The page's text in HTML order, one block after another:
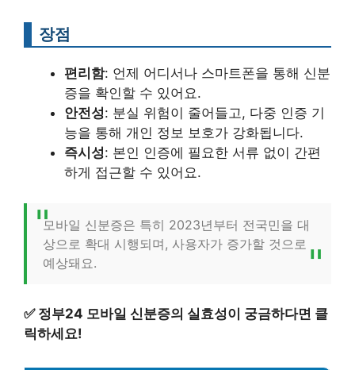
장점
편리함: 언제 어디서나 스마트폰을 통해 신분
증을 확인할 수 있어요.
안전성: 분실 위험이 줄어들고, 다중 인증 기
능을 통해 개인 정보 보호가 강화됩니다.
즉시성: 본인 인증에 필요한 서류 없이 간편
하게 접근할 수 있어요.
모바일 신분증은 특히 2023년부터 전국민을 대
상으로 확대 시행되며, 사용자가 증가할 것으로
예상돼요.
✅ 정부24 모바일 신분증의 실효성이 궁금하다면 클
릭하세요!